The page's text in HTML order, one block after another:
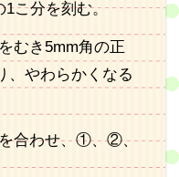
こ分を刻む。
むき5mm角の正
、やわらかくなる
合わせ、①、②、